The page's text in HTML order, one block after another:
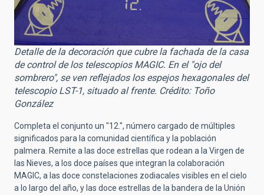
Detalle de la decoración que cubre la fachada de la casa
de control de los telescopios MAGIC. En el "ojo del
sombrero", se ven reflejados los espejos hexagonales del
telescopio LST-1, situado al frente. Crédito: Toño
González
Completa el conjunto un "12.", número cargado de múltiples
significados para la comunidad científica y la población
palmera. Remite a las doce estrellas que rodean a la Virgen de
las Nieves, a los doce países que integran la colaboración
MAGIC, a las doce constelaciones zodiacales visibles en el cielo
a lo largo del año, y las doce estrellas de la bandera de la Unión